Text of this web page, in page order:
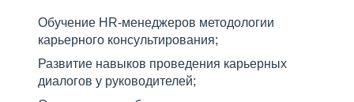
Обучение HR-менеджеров методологии
карьерного консультирования;
Развитие навыков проведения карьерных
диалогов у руководителей;